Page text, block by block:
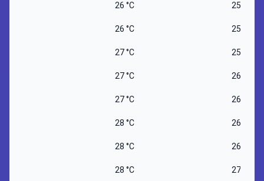
26 °C 25 °C
26 °C 25 °C
27 °C 25 °C
27 °C 26 °C
27 °C 26 °C
28 °C 26 °C
28 °C 26 °C
28 °C 27 °C